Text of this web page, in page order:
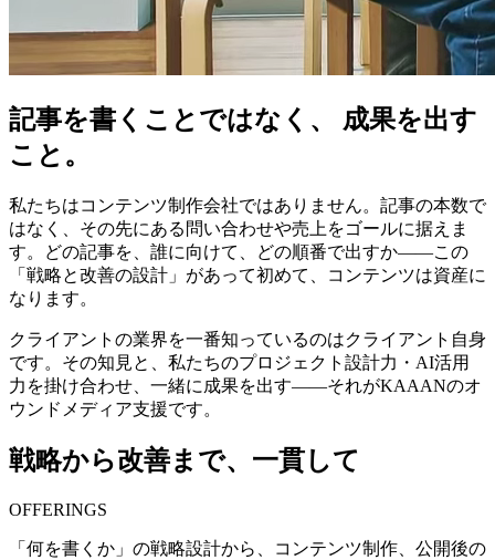
記事を書くことではなく、 成果を出す
こと。
私たちはコンテンツ制作会社ではありません。記事の本数で
はなく、その先にある問い合わせや売上をゴールに据えま
す。どの記事を、誰に向けて、どの順番で出すか——この
「戦略と改善の設計」があって初めて、コンテンツは資産に
なります。
クライアントの業界を一番知っているのはクライアント自身
です。その知見と、私たちのプロジェクト設計力・AI活用
力を掛け合わせ、一緒に成果を出す——それがKAAANのオ
ウンドメディア支援です。
戦略から改善まで、一貫して
OFFERINGS
「何を書くか」の戦略設計から、コンテンツ制作、公開後の